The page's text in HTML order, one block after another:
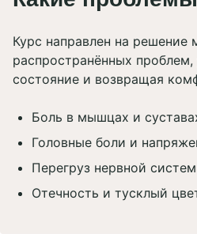
Курс направлен на решение
распространённых
состояние и возвращая
Боль в мышцах и
Головные боли и
Перегруз нервной
Отечность и тусклый